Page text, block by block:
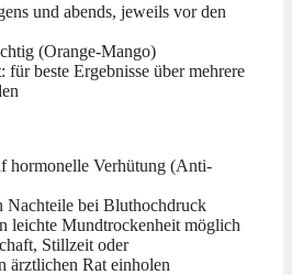
und abends, jeweils vor den
(Orange-Mango)
: für beste Ergebnisse über mehrere
hormonelle Verhütung (Anti-
Nachteile bei Bluthochdruck
leichte Mundtrockenheit möglich
Stillzeit oder
ärztlichen Rat einholen